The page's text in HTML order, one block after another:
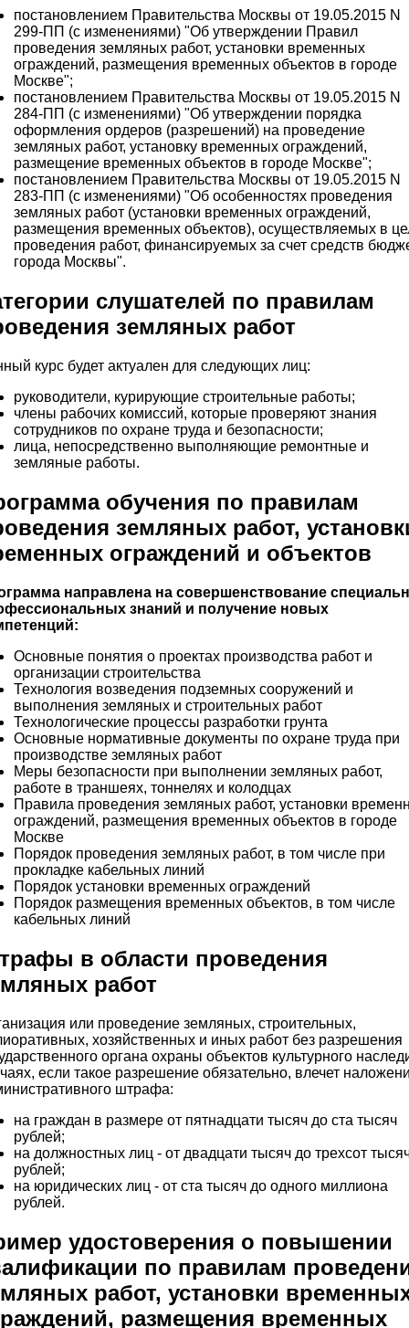
постановлением Правительства Москвы от 19.05.2015 N
299-ПП (с изменениями) "Об утверждении Правил
проведения земляных работ, установки временных
ограждений, размещения временных объектов в городе
Москве";
постановлением Правительства Москвы от 19.05.2015 N
284-ПП (с изменениями) "Об утверждении порядка
оформления ордеров (разрешений) на проведение
земляных работ, установку временных ограждений,
размещение временных объектов в городе Москве";
постановлением Правительства Москвы от 19.05.2015 N
283-ПП (с изменениями) "Об особенностях проведения
земляных работ (установки временных ограждений,
размещения временных объектов), осуществляемых в
проведения работ, финансируемых за счет средств
города Москвы".
слушателей по правилам
земляных работ
курс будет актуален для следующих лиц:
руководители, курирующие строительные работы;
члены рабочих комиссий, которые проверяют знания
сотрудников по охране труда и безопасности;
лица, непосредственно выполняющие ремонтные и
земляные работы.
обучения по правилам
земляных работ,
ограждений и объектов
направлена на совершенствование
знаний и получение новых
Основные понятия о проектах производства работ и
организации строительства
Технология возведения подземных сооружений и
выполнения земляных и строительных работ
Технологические процессы разработки грунта
Основные нормативные документы по охране труда при
производстве земляных работ
Меры безопасности при выполнении земляных работ,
работе в траншеях, тоннелях и колодцах
Правила проведения земляных работ, установки
ограждений, размещения временных объектов в городе
Москве
Порядок проведения земляных работ, в том числе при
прокладке кабельных линий
Порядок установки временных ограждений
Порядок размещения временных объектов, в том числе
кабельных линий
в области проведения
работ
или проведение земляных, строительных,
хозяйственных и иных работ без разрешения
органа охраны объектов культурного
если такое разрешение обязательно, влечет
штрафа:
на граждан в размере от пятнадцати тысяч до ста тысяч
рублей;
на должностных лиц - от двадцати тысяч до трехсот
рублей;
на юридических лиц - от ста тысяч до одного миллиона
рублей.
удостоверения о повышении
по правилам
работ, установки
размещения временных